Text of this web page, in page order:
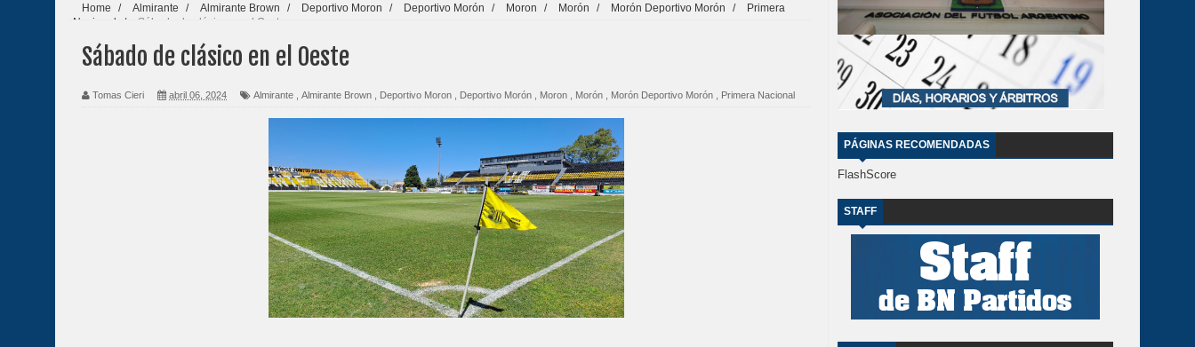
Home / Almirante / Almirante Brown / Deportivo Moron / Deportivo Morón / Moron / Morón / Morón Deportivo Morón /
Primera
Nacional
/ Sábado de clásico en el Oeste
Sábado de clásico en el Oeste
Tomas Cieri abril 06, 2024 Almirante Almirante Brown Deportivo Moron Deportivo Morón Moron Morón Morón Deportivo Morón Primera Nacional
PÁGINAS RECOMENDADAS
FlashScore
STAFF